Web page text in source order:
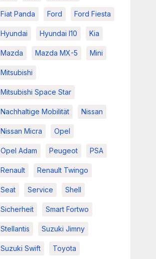
Fiat Panda Ford Ford Fiesta
Hyundai Hyundai I10 Kia
Mazda Mazda MX-5 Mini
Mitsubishi
Mitsubishi Space Star
Nachhaltige Mobilität Nissan
Nissan Micra Opel
Opel Adam Peugeot PSA
Renault Renault Twingo
Seat Service Shell
Sicherheit Smart Fortwo
Stellantis Suzuki Jimny
Suzuki Swift Toyota